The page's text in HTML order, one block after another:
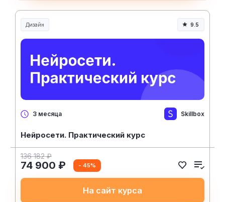
Дизайн 9.5
3 месяца Skillbox
Нейросети. Практический курс
136 182 ₽
74 900 ₽ - 45%
На сайт курса